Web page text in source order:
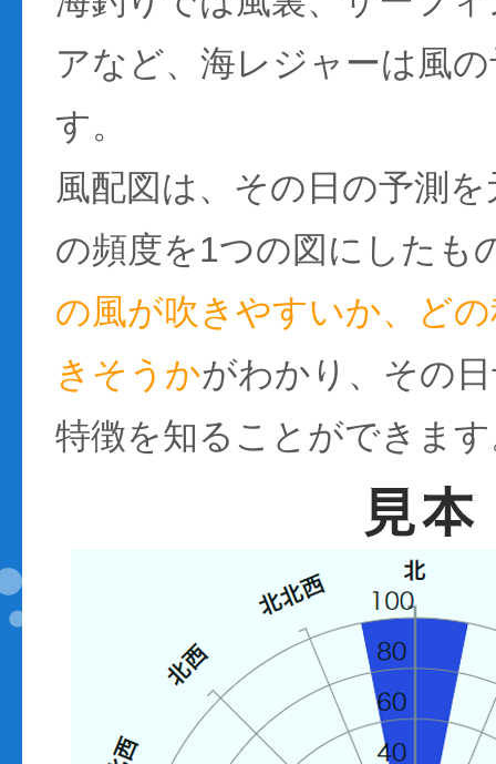
アなど、海レジャーは風
す。
風配図は、その日の予測
の頻度を1つの図にしたも
の風が吹きやすいか、ど
きそうかがわかり、その
特徴を知ることができま